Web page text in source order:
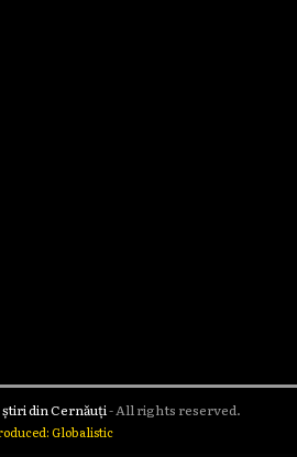
știri din Cernăuți- All rights reserved.
Globalistic